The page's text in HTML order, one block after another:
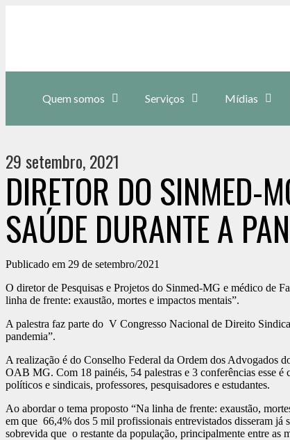
Quem somos Serviços Mídias
29 setembro, 2021
DIRETOR DO SINMED-
SAÚDE DURANTE A
Publicado em 29 de setembro/2021
O diretor de Pesquisas e Projetos do Sinmed-MG e médico de
linha de frente: exaustão, mortes e impactos mentais”.
A palestra faz parte do V Congresso Nacional de Direito
pandemia”.
A realização é do Conselho Federal da Ordem dos Advogados
OAB MG. Com 18 painéis, 54 palestras e 3 conferências esse
políticos e sindicais, professores, pesquisadores e estudantes.
Ao abordar o tema proposto “Na linha de frente: exaustão,
em que 66,4% dos 5 mil profissionais entrevistados disseram
sobrevida que o restante da população, principalmente entre as